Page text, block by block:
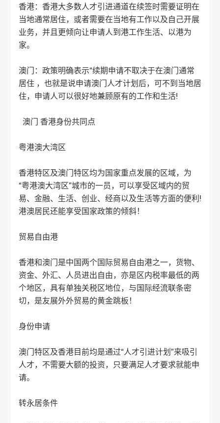
香港：香港大多数人才引进通道在续签时需要证明在
当地通常居住，或者需要在当地有工作以及自己开展
业务，并且更倾向让申请人到港工作生活、以港为
家。
澳门：政策明确表示“续期申请不取决于在澳门通常
居住 ，也就是说申请澳门人才计划后，可不到当地居
住，申请人可以很好地兼顾原有的工作和生活!
澳门 香港身份共同点
粤港澳大湾区
香港特区及澳门特区均为国家重点发展的区域，为
“粤港澳大湾区”城市的一员，可以享受区域内的贸
易、金融、生活、创业、经商以及生活等方面的便利!
港澳居民还能享受国家政策的倾斜！
贸易自由港
香港和澳门是中国两个国际贸易自由港之一，货物、
资金、外汇、人员进出自由，亦是区内税率最低的两
个地区，具有单独关税区地位，与国际经流联条密
切，是友展外外贸易的黄金跳板！
身份申请
澳门特区及香港目前均是通过“人才引进计划”来吸引
人才，不需要大额的投资，只要满足人才要求就能申
请。
转永居条件